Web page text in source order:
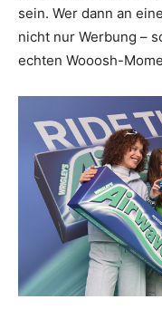
sein. Wer dann an
nicht nur Werbung –
echten Wooosh-